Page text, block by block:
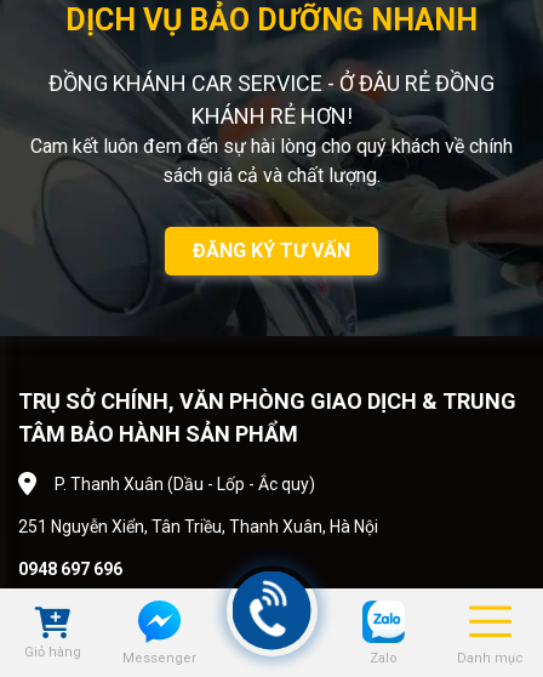
Giỏ hàng Messenger Zalo Danh mục
DỊCH VỤ BẢO DƯỠNG NHANH
ĐỒNG KHÁNH CAR SERVICE - Ở ĐÂU RẺ ĐỒNG
KHÁNH RẺ HƠN!
Cam kết luôn đem đến sự hài lòng cho quý khách về chính
sách giá cả và chất lượng.
ĐĂNG KÝ TƯ VẤN
TRỤ SỞ CHÍNH, VĂN PHÒNG GIAO DỊCH & TRUNG
TÂM BẢO HÀNH SẢN PHẨM
P. Thanh Xuân (Dầu - Lốp - Ắc quy)
251 Nguyễn Xiển, Tân Triều, Thanh Xuân, Hà Nội
0948 697 696
Thứ 2 - Chủ Nhật : 7:00 - 24:00